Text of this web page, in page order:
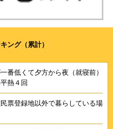
ング（累計）
番低くて夕方から夜（就寝前）
熱４回
票登録地以外で暮らしている場